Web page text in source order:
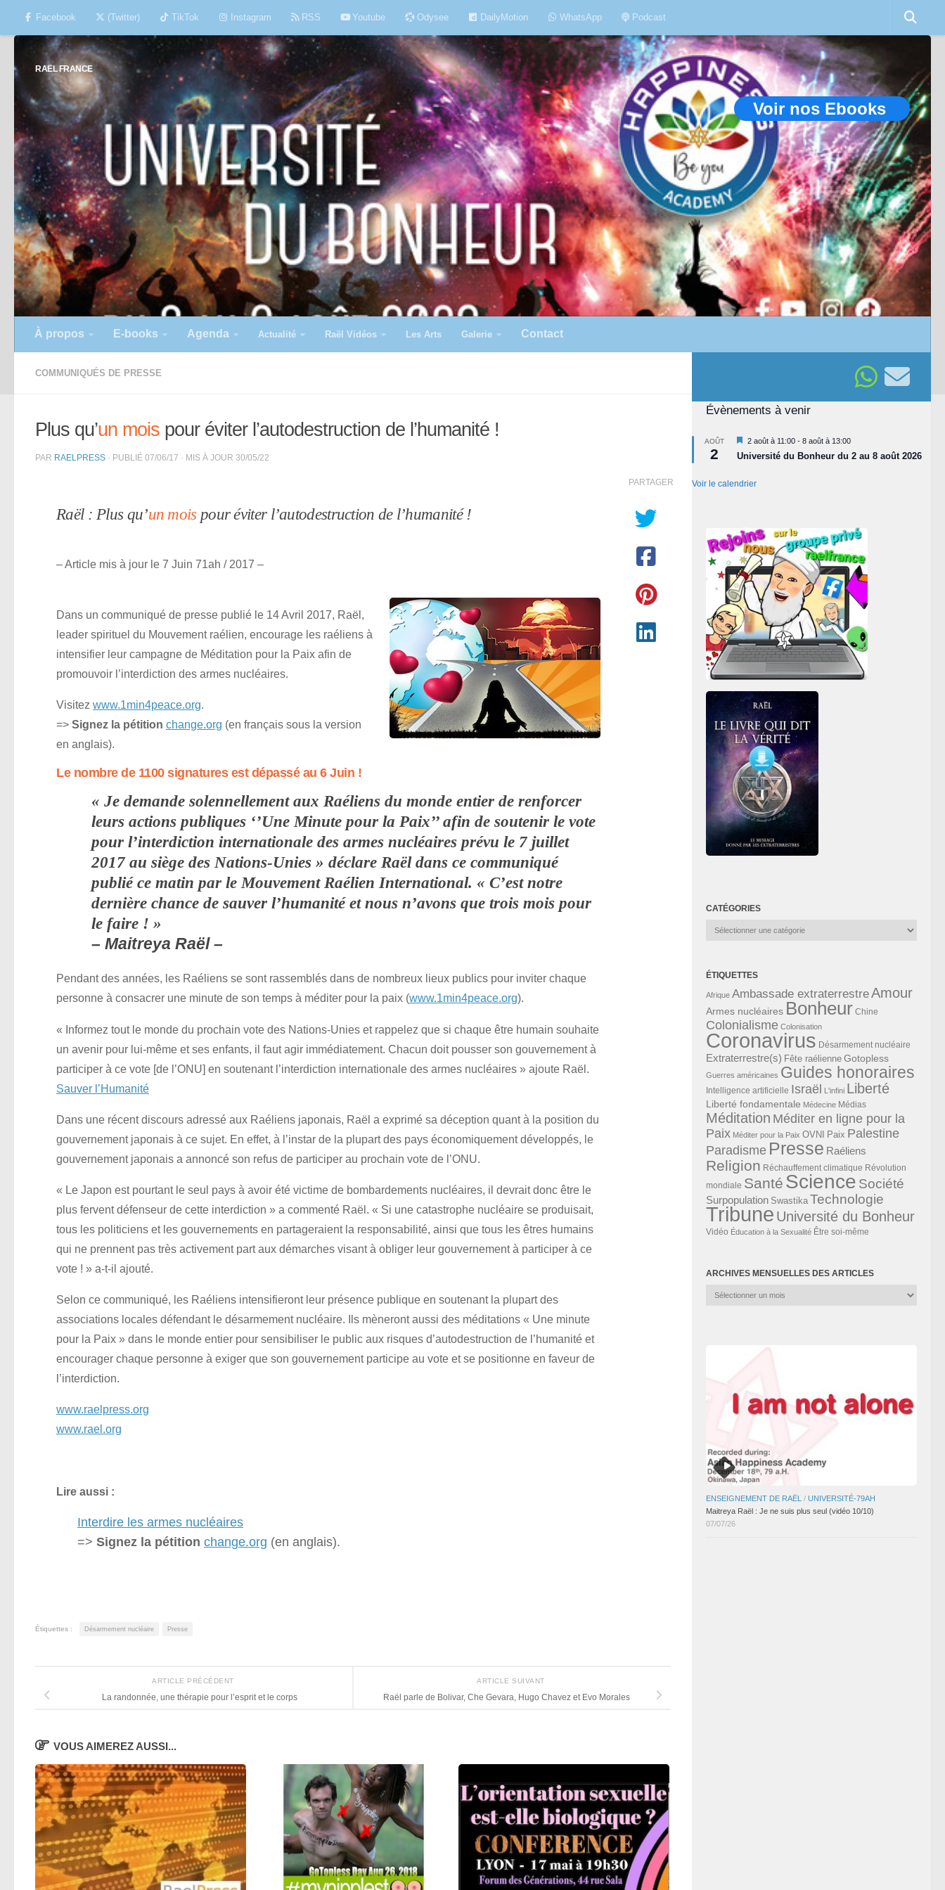
Skip to content
Facebook (Twitter) TikTok Instagram RSS Youtube Odysee DailyMotion WhatsApp Podcast
RAËL FRANCE
Voir nos Ebooks
À propos E-books Agenda Actualité Raël Vidéos Les Arts Galerie Contact
COMMUNIQUÉS DE PRESSE
Plus qu’un mois pour éviter l’autodestruction de l’humanité !
PAR RAELPRESS · PUBLIÉ 07/06/17 · MIS À JOUR 30/05/22
Raël : Plus qu’un moispour éviter l’autodestruction de l’humanité !
– Article mis à jour le 7 Juin 71ah / 2017 –
Dans un communiqué de presse publié le 14 Avril 2017, Raël,
leader spirituel du Mouvement raélien, encourage les raéliens à
intensifier leur campagne de Méditation pour la Paix afin de
promouvoir l’interdiction des armes nucléaires.
Visitez www.1min4peace.org.
=> Signez la pétition change.org (en français sous la version
en anglais).
Le nombre de 1100 signatures est dépassé au 6 Juin !
« Je demande solennellement aux Raéliens du monde entier de renforcer
leurs actions publiques ‘’Une Minute pour la Paix’’ afin de soutenir le vote
pour l’interdiction internationale des armes nucléaires prévu le 7 juillet
2017 au siège des Nations-Unies » déclare Raël dans ce communiqué
publié ce matin par le Mouvement Raélien International. « C’est notre
dernière chance de sauver l’humanité et nous n’avons que trois mois pour
le faire ! »
– Maitreya Raël –
Pendant des années, les Raéliens se sont rassemblés dans de nombreux lieux publics pour inviter chaque
personne à consacrer une minute de son temps à méditer pour la paix (www.1min4peace.org).
« Informez tout le monde du prochain vote des Nations-Unies et rappelez que si chaque être humain souhaite
un avenir pour lui-même et ses enfants, il faut agir immédiatement. Chacun doit pousser son gouvernement à
participer à ce vote [de l’ONU] en soutenant l’interdiction internationale des armes nucléaires » ajoute Raël.
Sauver l’Humanité
Dans une récent discours adressé aux Raéliens japonais, Raël a exprimé sa déception quant à la position du
gouvernement japonais à ce sujet. En effet, à l’instar de la plupart des pays économiquement développés, le
gouvernement japonais a annoncé son refus de participer au prochain vote de l’ONU.
« Le Japon est pourtant le seul pays à avoir été victime de bombardements nucléaires, il devrait donc être le
plus fervent défenseur de cette interdiction » a commenté Raël. « Si une catastrophe nucléaire se produisait,
tous les politiciens et les gouvernements en partageraient la responsabilité, ainsi que tous les êtres humains
qui ne prennent pas très activement part aux démarches visant à obliger leur gouvernement à participer à ce
vote ! » a-t-il ajouté.
Selon ce communiqué, les Raéliens intensifieront leur présence publique en soutenant la plupart des
associations locales défendant le désarmement nucléaire. Ils mèneront aussi des méditations « Une minute
pour la Paix » dans le monde entier pour sensibiliser le public aux risques d’autodestruction de l’humanité et
encourager chaque personne à exiger que son gouvernement participe au vote et se positionne en faveur de
l’interdiction.
www.raelpress.org
www.rael.org
Lire aussi :
Interdire les armes nucléaires
=> Signez la pétition change.org (en anglais).
PARTAGER
Étiquettes : Désarmement nucléaire Presse
ARTICLE SUIVANT
Raël parle de Bolivar, Che Gevara, Hugo Chavez et Evo Morales
ARTICLE PRÉCÉDENT
La randonnée, une thérapie pour l’esprit et le corps
VOUS AIMEREZ AUSSI...
Évènements à venir
AOÛT
2
Mis
en
avant
2 août à 11:00 - 8 août à 13:00
Université du Bonheur du 2 au 8 août 2026
Voir le calendrier
CATÉGORIES
Catégories
ÉTIQUETTES
Afrique Ambassade extraterrestreAmour
Armes nucléaires Bonheur Chine
Colonialisme Colonisation
Coronavirus Désarmement nucléaire
Extraterrestre(s) Fête raélienne Gotopless
Guerres américaines Guides honoraires
Intelligence artificielle Israël L'infini Liberté
Liberté fondamentale Médecine Médias
Méditation Méditer en ligne pour la
Paix Méditer pour la Paix OVNI Paix Palestine
Paradisme Presse Raéliens
Religion Réchauffement climatique Révolution
mondiale Santé Science Société
Surpopulation Swastika Technologie
Tribune Université du Bonheur
Vidéo Éducation à la Sexualité Être soi-même
ARCHIVES MENSUELLES DES ARTICLES
Archives
ENSEIGNEMENT DE RAËL / UNIVERSITÉ-79AH
Maitreya Raël : Je ne suis plus seul (vidéo 10/10)
07/07/26